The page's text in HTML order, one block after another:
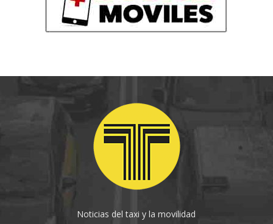
Noticias del taxi y la movilidad